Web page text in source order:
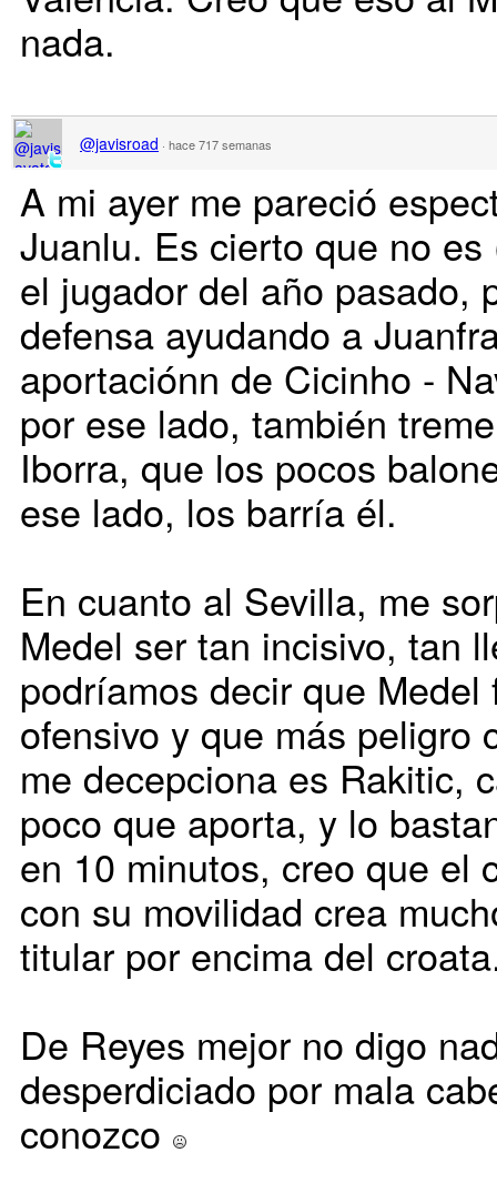
nada.
@javisroad · hace 717 semanas
A mi ayer me pareció
Juanlu. Es cierto que no
el jugador del año pasado,
defensa ayudando a
aportaciónn de Cicinho -
por ese lado, también
Iborra, que los pocos
ese lado, los barría él.
En cuanto al Sevilla, me
Medel ser tan incisivo, tan
podríamos decir que
ofensivo y que más peligro
me decepciona es Rakitic,
poco que aporta, y lo
en 10 minutos, creo que el
con su movilidad crea
titular por encima del
De Reyes mejor no digo
desperdiciado por mala
conozco